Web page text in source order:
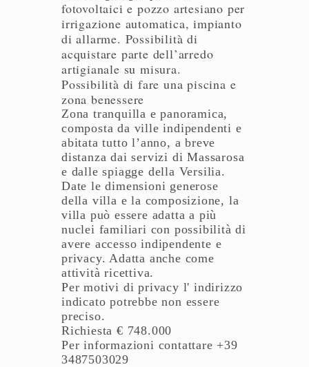
fotovoltaici e pozzo artesiano per
irrigazione automatica, impianto
di allarme. Possibilità di
acquistare parte dell’arredo
artigianale su misura.
Possibilità di fare una piscina e
zona benessere
Zona tranquilla e panoramica,
composta da ville indipendenti e
abitata tutto l’anno, a breve
distanza dai servizi di Massarosa
e dalle spiagge della Versilia.
Date le dimensioni generose
della villa e la composizione, la
villa può essere adatta a più
nuclei familiari con possibilità di
avere accesso indipendente e
privacy. Adatta anche come
attività ricettiva.
Per motivi di privacy l' indirizzo
indicato potrebbe non essere
preciso.
Richiesta € 748.000
Per informazioni contattare +39
3487503029